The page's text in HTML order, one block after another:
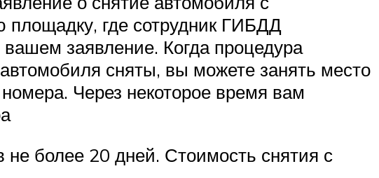
площадку, где сотрудник ГИБДД
заявление. Когда процедура
сняты, вы можете занять место
Через некоторое время вам
не более 20 дней. Стоимость снятия с